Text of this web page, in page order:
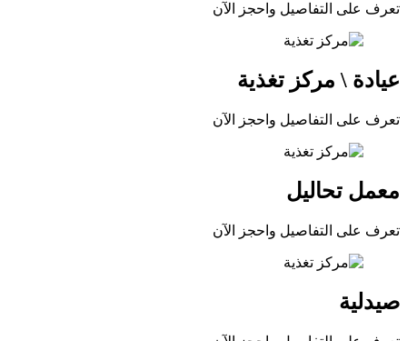
تعرف على التفاصيل واحجز الآن
عيادة \ مركز تغذية
تعرف على التفاصيل واحجز الآن
معمل تحاليل
تعرف على التفاصيل واحجز الآن
صيدلية